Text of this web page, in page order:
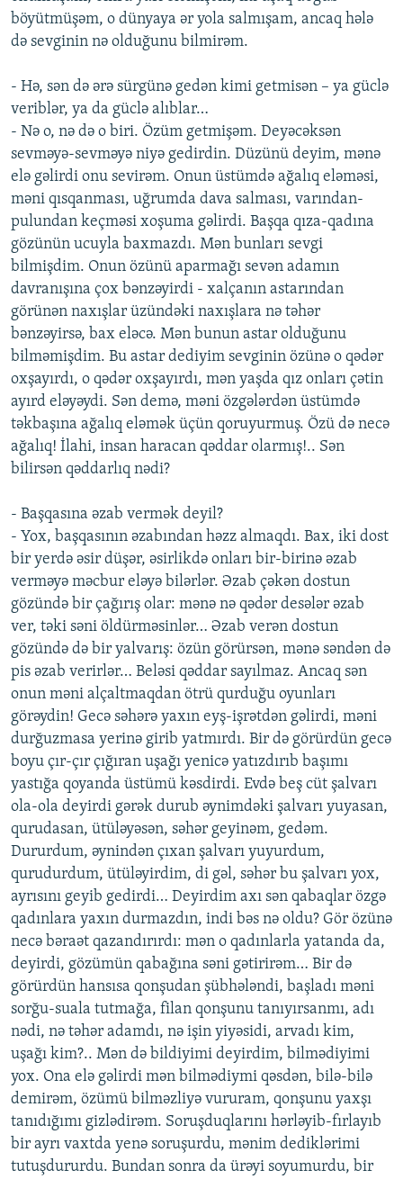
böyütmüşəm, o dünyaya ər yola salmışam, ancaq hələ
də sevginin nə olduğunu bilmirəm.
- Hə, sən də ərə sürgünə gedən kimi getmisən – ya güclə
veriblər, ya da güclə alıblar…
- Nə o, nə də o biri. Özüm getmişəm. Deyəcəksən
sevməyə-sevməyə niyə gedirdin. Düzünü deyim, mənə
elə gəlirdi onu sevirəm. Onun üstümdə ağalıq eləməsi,
məni qısqanması, uğrumda dava salması, varından-
pulundan keçməsi xoşuma gəlirdi. Başqa qıza-qadına
gözünün ucuyla baxmazdı. Mən bunları sevgi
bilmişdim. Onun özünü aparmağı sevən adamın
davranışına çox bənzəyirdi - xalçanın astarından
görünən naxışlar üzündəki naxışlara nə təhər
bənzəyirsə, bax eləcə. Mən bunun astar olduğunu
bilməmişdim. Bu astar dediyim sevginin özünə o qədər
oxşayırdı, o qədər oxşayırdı, mən yaşda qız onları çətin
ayırd eləyəydi. Sən demə, məni özgələrdən üstümdə
təkbaşına ağalıq eləmək üçün qoruyurmuş. Özü də necə
ağalıq! İlahi, insan haracan qəddar olarmış!.. Sən
bilirsən qəddarlıq nədi?
- Başqasına əzab vermək deyil?
- Yox, başqasının əzabından həzz almaqdı. Bax, iki dost
bir yerdə əsir düşər, əsirlikdə onları bir-birinə əzab
verməyə məcbur eləyə bilərlər. Əzab çəkən dostun
gözündə bir çağırış olar: mənə nə qədər desələr əzab
ver, təki səni öldürməsinlər… Əzab verən dostun
gözündə də bir yalvarış: özün görürsən, mənə səndən də
pis əzab verirlər… Beləsi qəddar sayılmaz. Ancaq sən
onun məni alçaltmaqdan ötrü qurduğu oyunları
görəydin! Gecə səhərə yaxın eyş-işrətdən gəlirdi, məni
durğuzmasa yerinə girib yatmırdı. Bir də görürdün gecə
boyu çır-çır çığıran uşağı yenicə yatızdırıb başımı
yastığa qoyanda üstümü kəsdirdi. Evdə beş cüt şalvarı
ola-ola deyirdi gərək durub əynimdəki şalvarı yuyasan,
qurudasan, ütüləyəsən, səhər geyinəm, gedəm.
Dururdum, əynindən çıxan şalvarı yuyurdum,
qurudurdum, ütüləyirdim, di gəl, səhər bu şalvarı yox,
ayrısını geyib gedirdi… Deyirdim axı sən qabaqlar özgə
qadınlara yaxın durmazdın, indi bəs nə oldu? Gör özünə
necə bəraət qazandırırdı: mən o qadınlarla yatanda da,
deyirdi, gözümün qabağına səni gətirirəm… Bir də
görürdün hansısa qonşudan şübhələndi, başladı məni
sorğu-suala tutmağa, filan qonşunu tanıyırsanmı, adı
nədi, nə təhər adamdı, nə işin yiyəsidi, arvadı kim,
uşağı kim?.. Mən də bildiyimi deyirdim, bilmədiyimi
yox. Ona elə gəlirdi mən bilmədiymi qəsdən, bilə-bilə
demirəm, özümü bilməzliyə vururam, qonşunu yaxşı
tanıdığımı gizlədirəm. Soruşduqlarını hərləyib-fırlayıb
bir ayrı vaxtda yenə soruşurdu, mənim dediklərimi
tutuşdururdu. Bundan sonra da ürəyi soyumurdu, bir